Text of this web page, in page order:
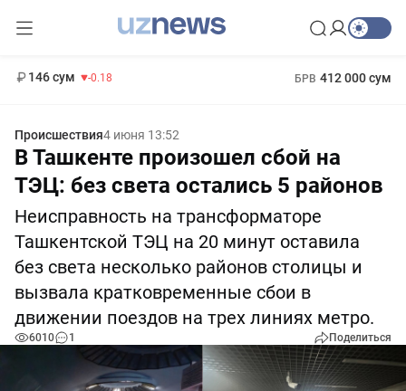
146 сум -0.18 БРВ 412 000 сум
Происшествия4 июня 13:52
В Ташкенте произошел сбой на
ТЭЦ: без света остались 5 районов
Неисправность на трансформаторе
Ташкентской ТЭЦ на 20 минут оставила
без света несколько районов столицы и
вызвала кратковременные сбои в
движении поездов на трех линиях метро.
6010 1 Поделиться